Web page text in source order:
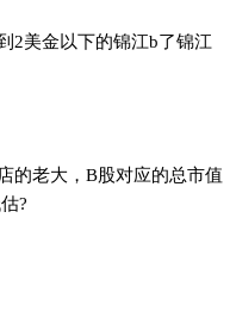
2美金以下的锦江b了锦江
的老大，B股对应的总市值
?